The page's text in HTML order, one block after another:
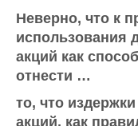
Неверно, что к
использования
акций как
отнести …
то, что
акций, как